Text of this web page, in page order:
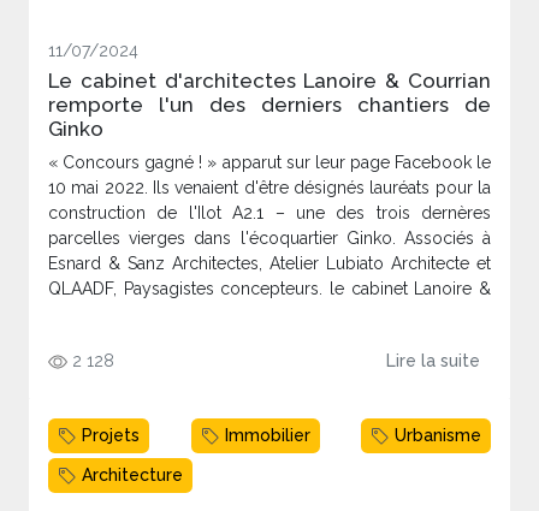
11/07/2024
Le cabinet d'architectes Lanoire & Courrian
remporte l'un des derniers chantiers de
Ginko
« Concours gagné ! » apparut sur leur page Facebook le
10 mai 2022. Ils venaient d'être désignés lauréats pour la
construction de l'Ilot A2.1 – une des trois dernères
parcelles vierges dans l'écoquartier Ginko. Associés à
Esnard & Sanz Architectes, Atelier Lubiato Architecte et
QLAADF, Paysagistes concepteurs. le cabinet Lanoire &
immobilier qui vise à s'inscrire dans la charte du
architecture sobre, durable et intégrée à son
environnement.
2 128 Lire la suite
Projets Immobilier Urbanisme
Architecture